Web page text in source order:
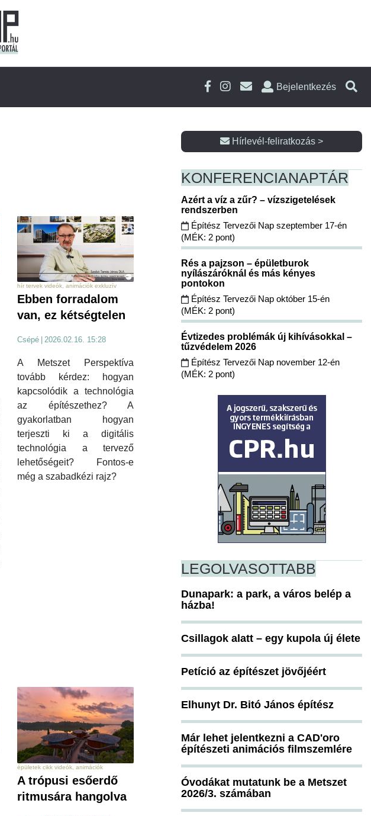
Bejelentkezés
hír tervek videók, animációk exkluzív
Ebben forradalom
van, ez kétségtelen
Csépé | 2026.02.16. 15:28
A Metszet Perspektíva
tovább kérdez: hogyan
kapcsolódik a technológia
az építészethez? A
gyakorlatban hogyan
terjeszti ki a digitális
technológia a tervező
lehetőségeit? Fontos-e
még a szabadkézi rajz?
épületek cikk videók, animációk
A trópusi esőerdő
ritmusára hangolva
Hírlevél-feliratkozás >
KONFERENCIANAPTÁR
Azért a víz a zűr? – vízszigetelések
rendszerben
Építész Tervezői Nap szeptember 17-én
(MÉK: 2 pont)
Rés a pajzson – épületburok
nyílászáróknál és más kényes
pontokon
Építész Tervezői Nap október 15-én
(MÉK: 2 pont)
Évtizedes problémák új kihívásokkal –
tűzvédelem 2026
Építész Tervezői Nap november 12-én
(MÉK: 2 pont)
LEGOLVASOTTABB
Dunapark: a park, a város belép a
házba!
Csillagok alatt – egy kupola új élete
Petíció az építészet jövőjéért
Elhunyt Dr. Bitó János építész
Már lehet jelentkezni a CAD'oro
építészeti animációs filmszemlére
Óvodákat mutatunk be a Metszet
2026/3. számában